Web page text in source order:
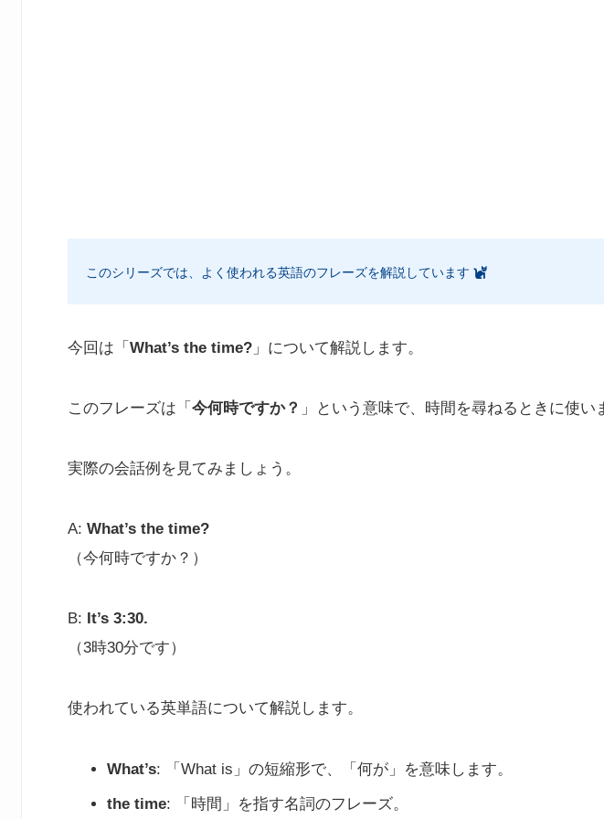
このシリーズでは、よく使われる英語のフレーズを解説しています
今回は「 What’s the time? 」について解説します。
このフレーズは「 今何時ですか？ 」という意味で、時間を尋ねるときに使い
実際の会話例を見てみましょう。
A: What’s the time?
（今何時ですか？）
B: It’s 3:30.
（3時30分です）
使われている英単語について解説します。
What’s: 「What is」の短縮形で、「何が」を意味します。
the time: 「時間」を指す名詞のフレーズ。